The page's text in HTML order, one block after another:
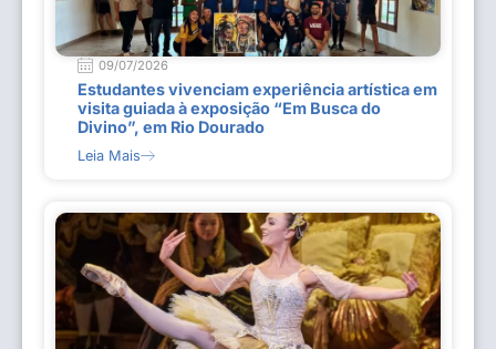
09/07/2026
Estudantes vivenciam experiência artística em
visita guiada à exposição “Em Busca do
Divino”, em Rio Dourado
Leia Mais